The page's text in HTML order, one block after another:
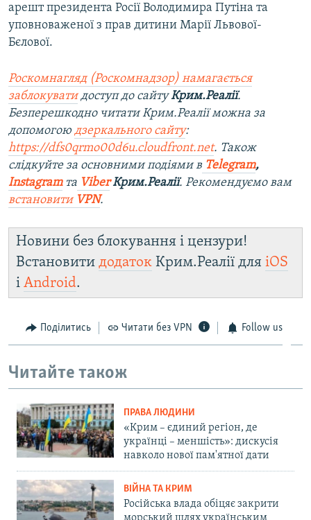
арешт президента Росії Володимира Путіна та
уповноваженої з прав дитини Марії Львової-
Бєлової.
Роскомнагляд (Роскомнадзор) намагається
заблокувати доступ до сайту Крим.Реалії.
Безперешкодно читати Крим.Реалії можна за
допомогою дзеркального сайту:
https://dfs0qrmo00d6u.cloudfront.net. Також
слідкуйте за основними подіями в Telegram,
Instagram та Viber Крим.Реалії. Рекомендуємо вам
встановити VPN.
Новини без блокування і цензури!
Встановити додаток Крим.Реалії для iOS
і Android.
Поділитись Читати без VPN Follow us
Читайте також
ПРАВА ЛЮДИНИ
«Крим – єдиний регіон, де
українці – меншість»: дискусія
навколо нової пам'ятної дати
ВІЙНА ТА КРИМ
Російська влада обіцяє закрити
морський шлях українським